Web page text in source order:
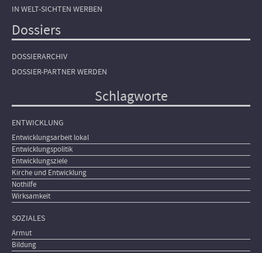
IN WELT-SICHTEN WERBEN
Dossiers
DOSSIERARCHIV
DOSSIER-PARTNER WERDEN
Schlagworte
ENTWICKLUNG
Entwicklungsarbeit lokal
Entwicklungspolitik
Entwicklungsziele
Kirche und Entwicklung
Nothilfe
Wirksamkeit
SOZIALES
Armut
Bildung